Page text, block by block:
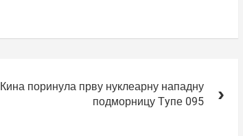
Кина поринула прву нуклеарну нападну
подморницу Тyпе 095